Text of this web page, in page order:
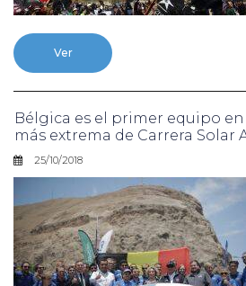
Ver
Bélgica es el primer equipo
más extrema de Carrera Solar
25/10/2018